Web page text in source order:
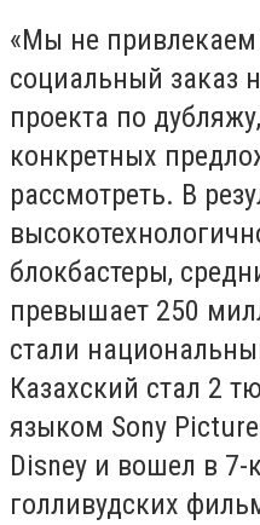
«Мы не привлекаем
социальный заказ
проекта по
конкретных
рассмотреть. В
блокбастеры,
превышает 250
стали
Казахский стал 2
языком Sony
Disney и вошел в 7-
голливудских